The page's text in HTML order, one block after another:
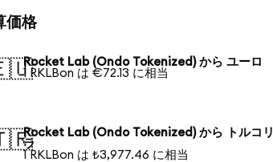
価格
Rocket Lab (Ondo Tokenized) から ユーロ
1 RKLBon は €72.13 に相当
Rocket Lab (Ondo Tokenized) から トルコリ
ラ
1 RKLBon は ₺3,977.46 に相当